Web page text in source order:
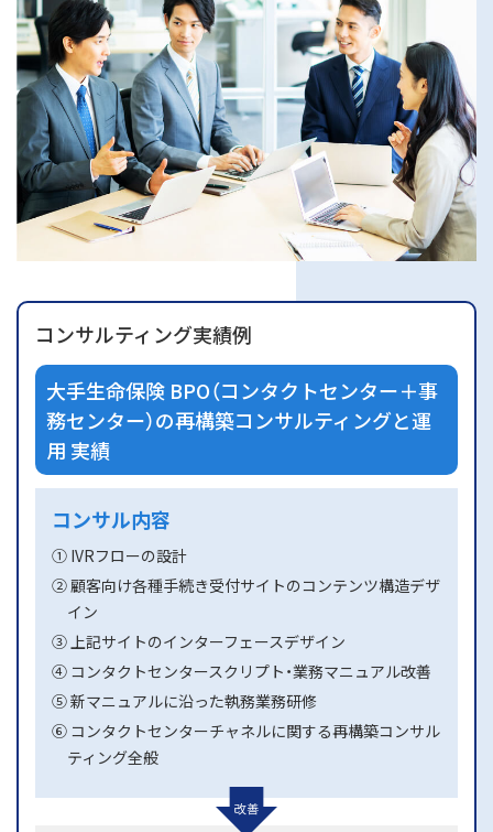
コンサルティング実績例
大手生命保険 BPO（コンタクトセンター＋事
務センター）の再構築コンサルティングと運
用 実績
コンサル内容
① IVRフローの設計
② 顧客向け各種手続き受付サイトのコンテンツ構造デザ
イン
③ 上記サイトのインターフェースデザイン
④ コンタクトセンタースクリプト・業務マニュアル改善
⑤ 新マニュアルに沿った執務業務研修
⑥ コンタクトセンターチャネルに関する再構築コンサル
ティング全般